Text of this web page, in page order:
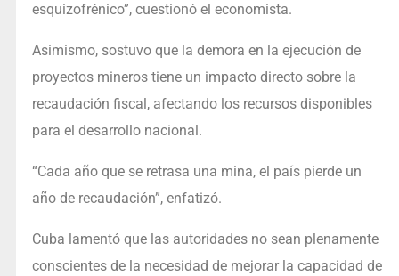
esquizofrénico”, cuestionó el economista.
Asimismo, sostuvo que la demora en la ejecución de
proyectos mineros tiene un impacto directo sobre la
recaudación fiscal, afectando los recursos disponibles
para el desarrollo nacional.
“Cada año que se retrasa una mina, el país pierde un
año de recaudación”, enfatizó.
Cuba lamentó que las autoridades no sean plenamente
conscientes de la necesidad de mejorar la capacidad de